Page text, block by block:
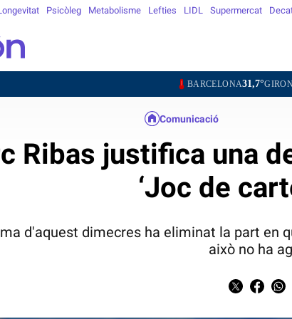
Psicòleg Metabolisme Lefties LIDL Supermercat
BARCELONA31,7°GIRONA36,2°LLEIDA
Comunicació
Ribas justifica una
‘Joc de
d'aquest dimecres ha eliminat la part en
això no ha